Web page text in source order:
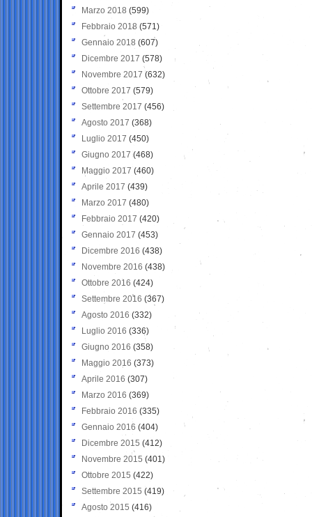
Marzo 2018 (599)
Febbraio 2018 (571)
Gennaio 2018 (607)
Dicembre 2017 (578)
Novembre 2017 (632)
Ottobre 2017 (579)
Settembre 2017 (456)
Agosto 2017 (368)
Luglio 2017 (450)
Giugno 2017 (468)
Maggio 2017 (460)
Aprile 2017 (439)
Marzo 2017 (480)
Febbraio 2017 (420)
Gennaio 2017 (453)
Dicembre 2016 (438)
Novembre 2016 (438)
Ottobre 2016 (424)
Settembre 2016 (367)
Agosto 2016 (332)
Luglio 2016 (336)
Giugno 2016 (358)
Maggio 2016 (373)
Aprile 2016 (307)
Marzo 2016 (369)
Febbraio 2016 (335)
Gennaio 2016 (404)
Dicembre 2015 (412)
Novembre 2015 (401)
Ottobre 2015 (422)
Settembre 2015 (419)
Agosto 2015 (416)